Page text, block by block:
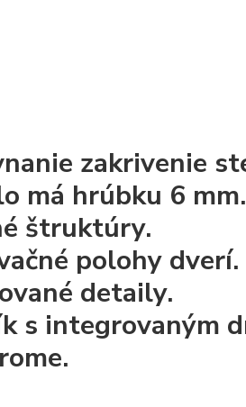
zakrivenie
má hrúbku 6 mm.
štruktúry.
polohy dverí.
detaily.
s integrovaným